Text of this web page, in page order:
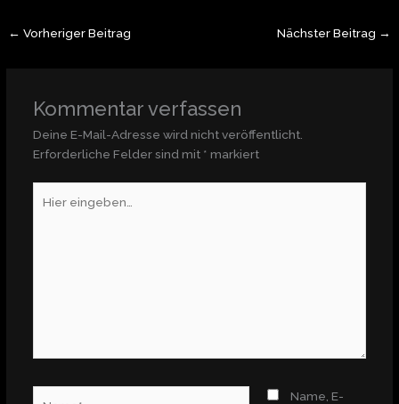
← Vorheriger Beitrag Nächster Beitrag →
Kommentar verfassen
Deine E-Mail-Adresse wird nicht veröffentlicht.
Erforderliche Felder sind mit * markiert
eingeben…
Name, E-